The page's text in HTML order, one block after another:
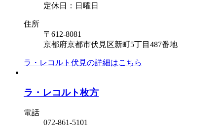
定休日：日曜日
住所
〒612-8081
京都府京都市伏見区新町5丁目487番地
ラ・レコルト伏見の詳細はこちら
ラ・レコルト枚方
電話
072-861-5101